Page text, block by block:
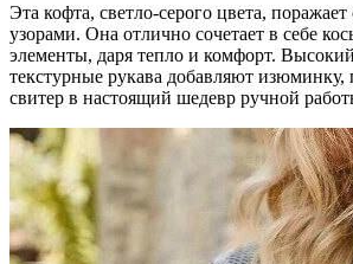
Эта кофта, светло-серого цвета,
узорами. Она отлично сочетает в себе
элементы, даря тепло и комфорт.
текстурные рукава добавляют изюминку,
свитер в настоящий шедевр ручной